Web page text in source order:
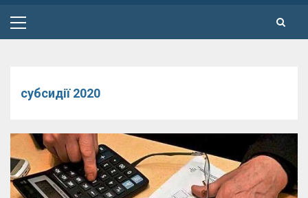
Primary
субсидії 2020